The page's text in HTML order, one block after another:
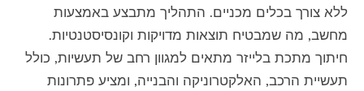
ללא צורך בכלים מכניים. התהליך מתבצע באמצעות
מחשב, מה שמבטיח תוצאות מדויקות וקונסיסטנטיות.
חיתוך מתכת בלייזר מתאים למגוון רחב של תעשיות, כולל
תעשיית הרכב, האלקטרוניקה והבנייה, ומציע פתרונות